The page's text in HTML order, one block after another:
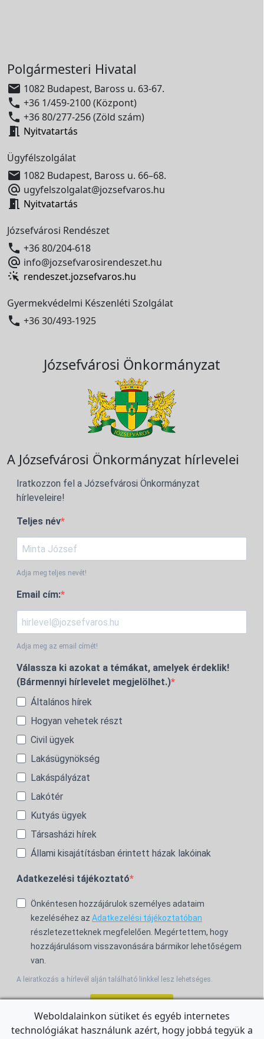
Polgármesteri Hivatal
 1082 Budapest, Baross u. 63-67.
 +36 1/459-2100 (Központ)
 +36 80/277-256 (Zöld szám)
 Nyitvatartás
Ügyfélszolgálat
 1082 Budapest, Baross u. 66–68.
 ugyfelszolgalat@jozsefvaros.hu
 Nyitvatartás
Józsefvárosi Rendészet
 +36 80/204-618
 info@jozsefvarosirendeszet.hu
rendeszet.jozsefvaros.hu
Gyermekvédelmi Készenléti Szolgálat
 +36 30/493-1925
Józsefvárosi Önkormányzat
A Józsefvárosi Önkormányzat hírlevelei
Iratkozzon fel a Józsefvárosi Önkormányzat
hírleveleire!
Teljes név
Adja meg teljes nevét!
Email cím:
Adja meg az email címét!
Válassza ki azokat a témákat, amelyek érdeklik!
(Bármennyi hírlevelet megjelölhet.)
Általános hírek
Hogyan vehetek részt
Civil ügyek
Lakásügynökség
Lakáspályázat
Lakótér
Kutyás ügyek
Társasházi hírek
Állami kisajátításban érintett házak lakóinak
Adatkezelési tájékoztató
Önkéntesen hozzájárulok személyes adataim
kezeléséhez az Adatkezelési tájékoztatóban
részletezetteknek megfelelően. Megértettem, hogy
hozzájárulásom visszavonására bármikor lehetőségem
van.
A leiratkozás a hírlevél alján található linkkel lesz lehetséges.
Weboldalainkon sütiket és egyéb internetes
technológiákat használunk azért, hogy jobbá tegyük a